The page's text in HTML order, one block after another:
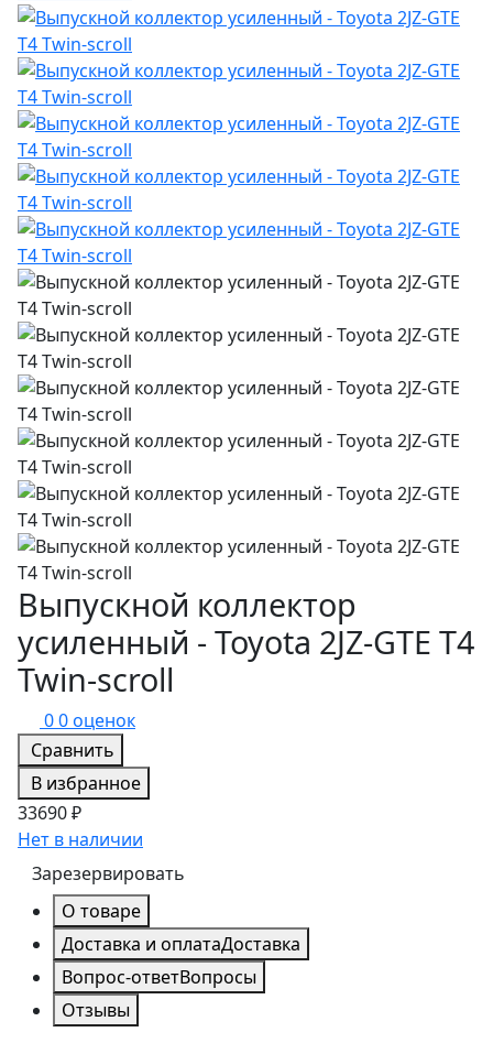
Выпускной коллектор
усиленный - Toyota 2JZ-GTE T4
Twin-scroll
00 оценок
Сравнить
В избранное
33690 ₽
Нет в наличии
Зарезервировать
О товаре
Доставка и оплатаДоставка
Вопрос-ответВопросы
Отзывы